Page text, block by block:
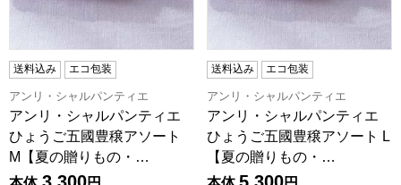
送料込み エコ包装
アンリ・シャルパンティエ
アンリ・シャルパンティエ
ひょうご五國豊穣アソート
M【夏の贈りもの・…
送料込み エコ包装
アンリ・シャルパンティエ
アンリ・シャルパンティエ
ひょうご五國豊穣アソート L
【夏の贈りもの・…